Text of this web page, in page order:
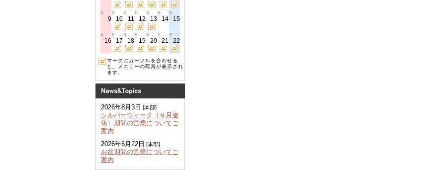
8
9
8
10
8
11
8
12
8
13
8
14
8
15
8
16
8
17
8
18
8
19
8
20
8
21
8
22
マークにカーソルを合わせる
と、メニューの写真が表示され
ます。
2026年8月3日 [本部]
シルバーウィーク（９月連
休）期間の営業についてご
案内
2026年6月22日 [本部]
お盆期間の営業についてご
案内